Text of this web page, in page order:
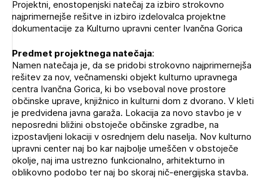
POZABLJENO GESLO
REGISTRIRAJTE SE
Projektni, enostopenjski natečaj za izbiro strokovno
najprimernejše rešitve in izbiro izdelovalca projektne
dokumentacije za Kulturno upravni center Ivančna Gorica
Predmet projektnega natečaja:
Namen natečaja je, da se pridobi strokovno najprimernejša
rešitev za nov, večnamenski objekt kulturno upravnega
centra Ivančna Gorica, ki bo vseboval nove prostore
občinske uprave, knjižnico in kulturni dom z dvorano. V kleti
je predvidena javna garaža. Lokacija za novo stavbo je v
neposredni bližini obstoječe občinske zgradbe, na
izpostavljeni lokaciji v osrednjem delu naselja. Nov kulturno
upravni center naj bo kar najbolje umeščen v obstoječe
okolje, naj ima ustrezno funkcionalno, arhitekturno in
oblikovno podobo ter naj bo skoraj nič-energijska stavba.
PRIJAVITE SE
Novičnik natečajev
Tedenski novičnik javnih naročil
Dnevne medijske objave
NAPREJ